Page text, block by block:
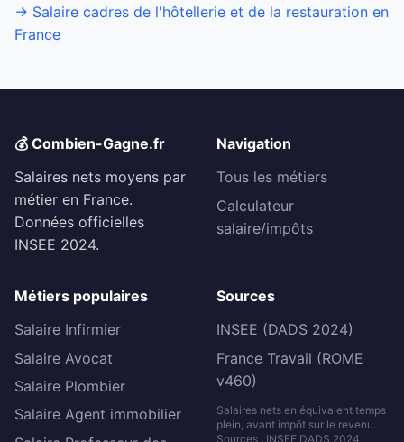
→ Salaire cadres de l'hôtellerie et de la restauration en
France
💰 Combien-Gagne.fr
Salaires nets moyens par
métier en France.
Données officielles
INSEE 2024.
Navigation
Tous les métiers
Calculateur
salaire/impôts
Métiers populaires
Salaire Infirmier
Salaire Avocat
Salaire Plombier
Salaire Agent immobilier
Sources
INSEE (DADS 2024)
France Travail (ROME
v460)
Salaires nets en équivalent temps
plein, avant impôt sur le revenu.
Sources : INSEE DADS 2024